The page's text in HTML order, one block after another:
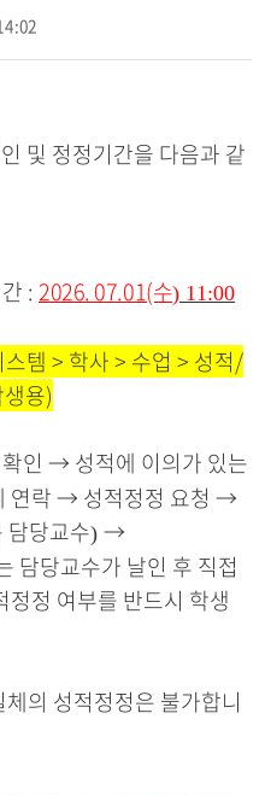
및 정정기간을 다음과 같
: 2026. 07.01(수) 11:00
템 > 학사 > 수업 > 성적/
용)
인 → 성적에 이의가 있는
연락→ 성적정정 요청 →
담당교수) →
당교수가 날인 후 직접
정정 여부를 반드시 학생
의 성적정정은 불가합니